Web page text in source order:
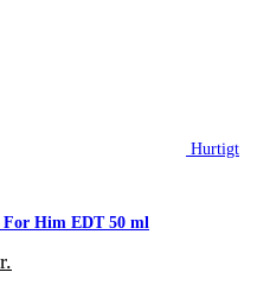
Hurtigt
Him EDT 50 ml